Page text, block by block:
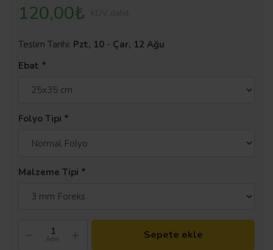
120,00₺
Teslim Tarihi: Pzt, 10 - Çar, 12 Ağu
Ebat
Folyo Tipi
Malzeme Tipi
Adet Sepete ekle